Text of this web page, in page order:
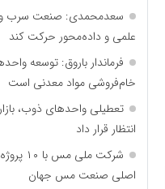
سعدمحمدی: صنعت سرب و
علمی و داده‌محور حرکت کند
فرماندار باروق: توسعه
خام‌فروشی مواد معدنی است
تعطیلی واحدهای ذوب،
انتظار قرار داد
شرکت
اصلی صنعت مس جهان